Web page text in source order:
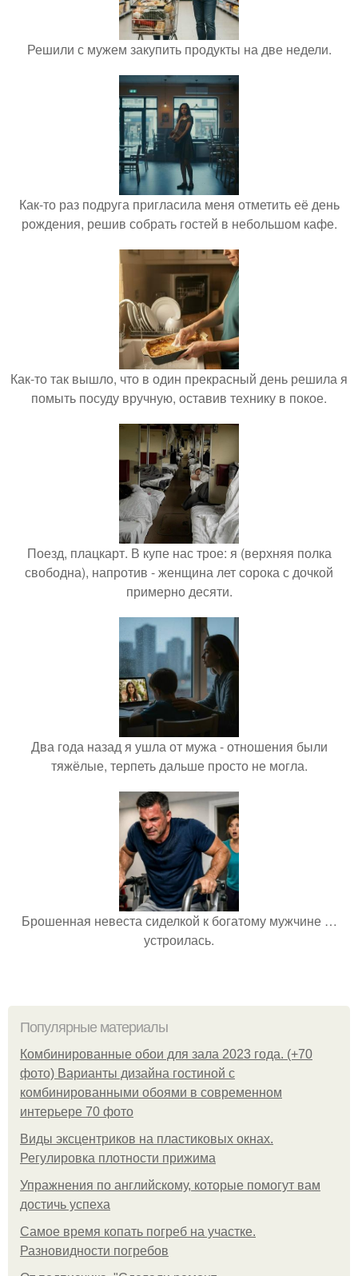
Решили с мужем закупить продукты на две недели.
Как-то раз подруга пригласила меня отметить её день
рождения, решив собрать гостей в небольшом кафе.
Как-то так вышло, что в один прекрасный день решила я
помыть посуду вручную, оставив технику в покое.
Поезд, плацкарт. В купе нас трое: я (верхняя полка
свободна), напротив - женщина лет сорока с дочкой
примерно десяти.
Два года назад я ушла от мужа - отношения были
тяжёлые, терпеть дальше просто не могла.
Брошенная невеста сиделкой к богатому мужчине …
устроилась.
Популярные материалы
Комбинированные обои для зала 2023 года. (+70
фото) Варианты дизайна гостиной с
комбинированными обоями в современном
интерьере 70 фото
Виды эксцентриков на пластиковых окнах.
Регулировка плотности прижима
Упражнения по английскому, которые помогут вам
достичь успеха
Самое время копать погреб на участке.
Разновидности погребов